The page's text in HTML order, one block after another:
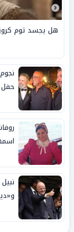
هل يجسد توم
حفل